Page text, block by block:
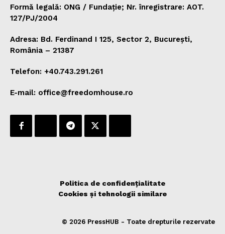
Formă legală: ONG / Fundație; Nr. înregistrare: AOT.
127/PJ/2004
Adresa: Bd. Ferdinand I 125, Sector 2, București,
România – 21387
Telefon: +40.743.291.261
E-mail: office@freedomhouse.ro
Politica de confidențialitate
Cookies și tehnologii similare
© 2026 PressHUB - Toate drepturile rezervate